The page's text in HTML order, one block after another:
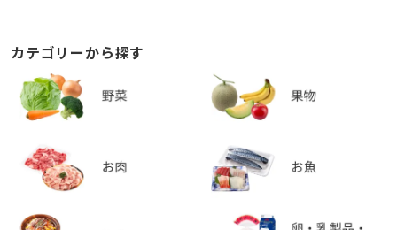
カテゴリーから探す